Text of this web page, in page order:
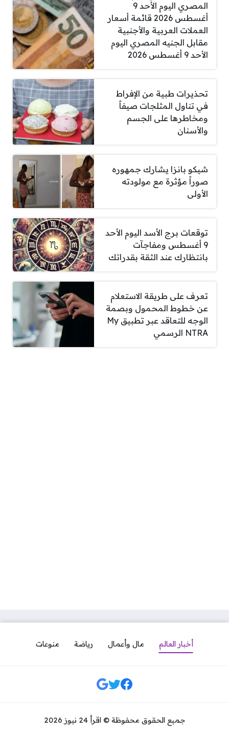
المصري اليوم الأحد 9
أغسطس 2026 قائمة أسعار
العملات العربية والأجنبية
مقابل الجنيه المصري اليوم
الأحد 9 أغسطس 2026
تحذيرات طبية من الإفراط
في تناول المثلجات صيفاً
ومخاطرها على الجسم
والأسنان
شيكو بانزا يشارك جمهوره
صوراً مؤثرة مع مولودته
الأولى
توقعات برج الأسد اليوم الأحد
9 أغسطس ومفاجآت
بانتظارك عند الثقة بقدراتك
تعرف على طريقة الاستعلام
عن خطوط المحمول وبصمة
الوجه للتعاقد عبر تطبيق My
NTRA الرسمي
أخبار العالم مال وأعمال رياضة منوعات
مواقع التواصل
جميع الحقوق محفوظة © اقرأ 24 نيوز 2026